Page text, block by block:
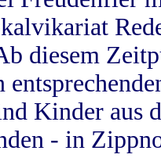
diesem
Kinder aus
- in